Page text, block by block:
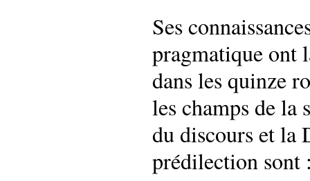
Ses
pragmatique ont
dans les quinze
les champs de
du discours et la
prédilection sont